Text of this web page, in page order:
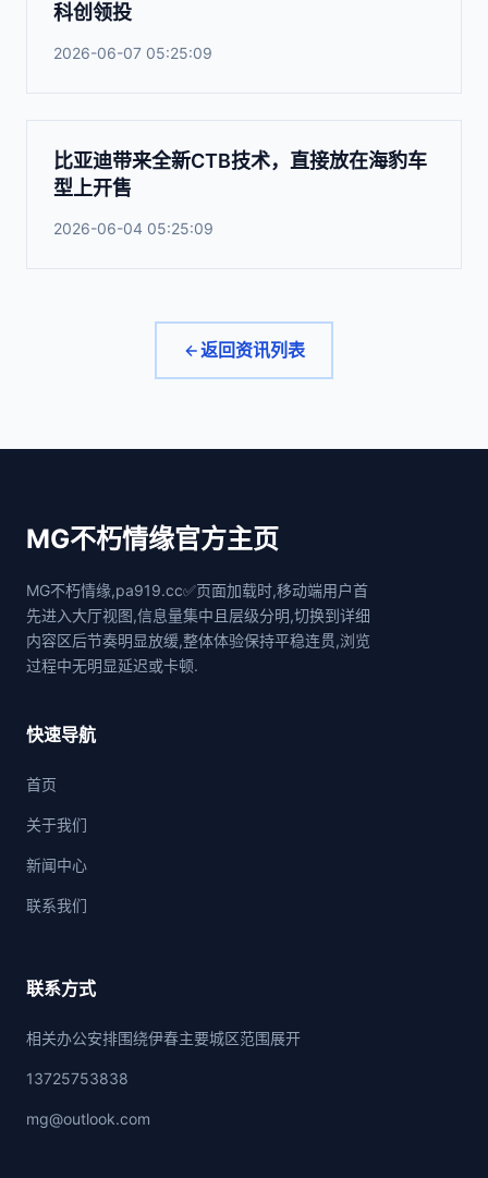
科创领投
2026-06-07 05:25:09
比亚迪带来全新CTB技术，直接放在海豹车
型上开售
2026-06-04 05:25:09
返回资讯列表
MG不朽情缘官方主页
MG不朽情缘,pa919.cc✅页面加载时,移动端用户首
先进入大厅视图,信息量集中且层级分明,切换到详细
内容区后节奏明显放缓,整体体验保持平稳连贯,浏览
过程中无明显延迟或卡顿.
快速导航
首页
关于我们
新闻中心
联系我们
联系方式
相关办公安排围绕伊春主要城区范围展开
13725753838
mg@outlook.com